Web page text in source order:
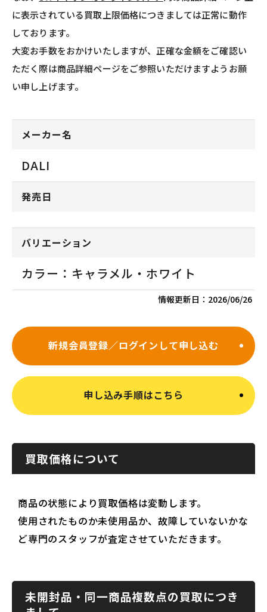
に表示されている買取上限価格につきましては正常に動作
しております。
大変お手数をおかけいたしますが、正確な金額をご確認い
ただく際は商品詳細ページをご参照いただけますようお願
い申し上げます。
メーカー名
DALI
発売日
バリエーション
カラー：キャラメル・ホワイト
情報更新日： 2026/06/26
新規会員登録／ログインして申し込む
申し込み手順はこちら
買取価格について
商品の状態により買取価格は変動します。
使用されたものか未使用品か、故障していないかな
ど専門のスタッフが査定させていただきます。
未開封品・同一商品複数点の買取につき